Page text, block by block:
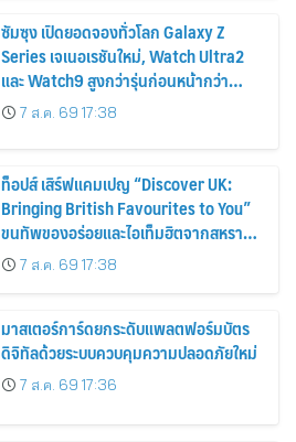
ซัมซุง เปิดยอดจองทั่วโลก Galaxy Z
Series เจเนอเรชันใหม่, Watch Ultra2
และ Watch9 สูงกว่ารุ่นก่อนหน้ากว่า
30%7 ส.ค. 69 17:38
ท็อปส์ เสิร์ฟแคมเปญ “Discover UK:
Bringing British Favourites to You”
ขนทัพของอร่อยและไอเท็มฮิตจากสหราช
อาณาจักร ส่งตรงถึงมือตั้งแต่วันนี้ – 18
สิงหาคมนี้
7 ส.ค. 69 17:38
มาสเตอร์การ์ดยกระดับแพลตฟอร์มบัตร
ดิจิทัลด้วยระบบควบคุมความปลอดภัยใหม่
7 ส.ค. 69 17:36